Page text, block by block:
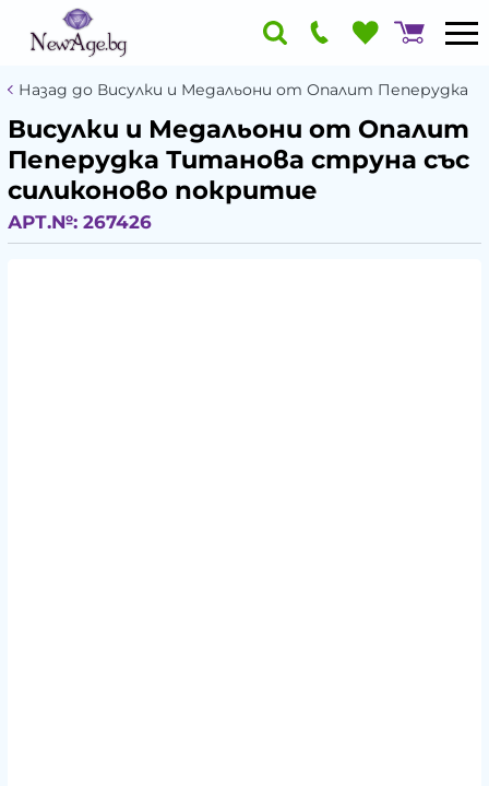
Назад до Висулки и Медальони от Опалит Пеперудка
Висулки и Медальони от Опалит
Пеперудка Титанова струна със
силиконово покритие
АРТ.№: 267426